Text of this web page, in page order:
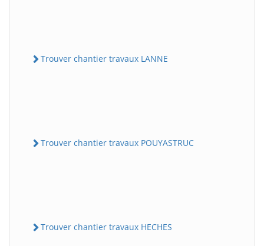
Trouver chantier travaux LANNE
Trouver chantier travaux POUYASTRUC
Trouver chantier travaux HECHES